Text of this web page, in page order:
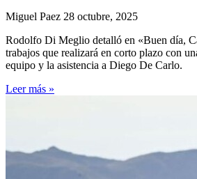
Miguel Paez 28 octubre, 2025
Rodolfo Di Meglio detalló en «Buen día,
trabajos que realizará en corto plazo con
equipo y la asistencia a Diego De Carlo.
Leer más »